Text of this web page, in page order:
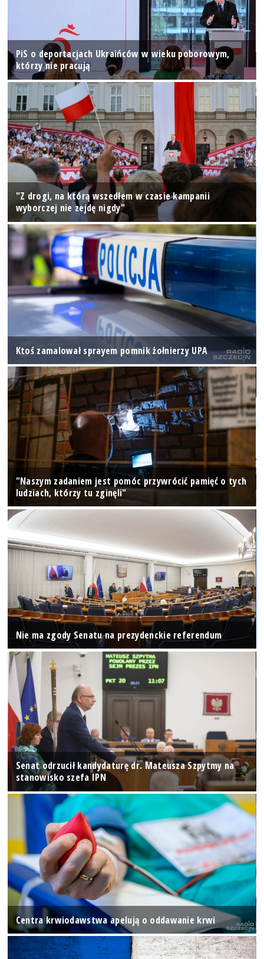
PiS o deportacjach Ukraińców w wieku poborowym,
którzy nie pracują
"Z drogi, na którą wszedłem w czasie kampanii
wyborczej nie zejdę nigdy"
Ktoś zamalował sprayem pomnik żołnierzy UPA
"Naszym zadaniem jest pomóc przywrócić pamięć o tych
ludziach, którzy tu zginęli"
Nie ma zgody Senatu na prezydenckie referendum
Senat odrzucił kandydaturę dr. Mateusza Szpytmy na
stanowisko szefa IPN
Centra krwiodawstwa apelują o oddawanie krwi